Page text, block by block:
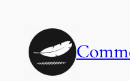
contenu